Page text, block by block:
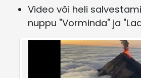
Video või heli
nuppu "Vorminda" ja